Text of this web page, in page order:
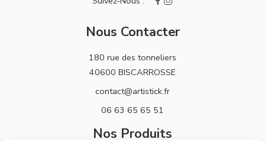
Nous Contacter
180 rue des tonneliers
40600 BISCARROSSE
contact@artistick.fr
06 63 65 65 51
Nos Produits